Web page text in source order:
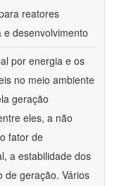
reatores
desenvolvimento
por energia e os
no meio ambiente
geração
eles, a não
fator de
a estabilidade dos
de geração. Vários